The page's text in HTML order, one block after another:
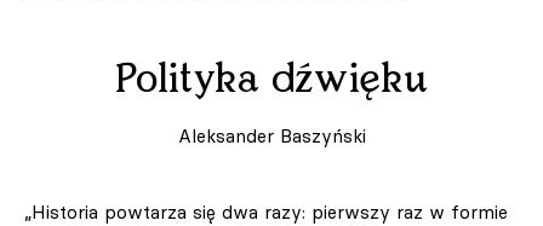
Polityka dźwięku
Aleksander Baszyński
„Historia powtarza się dwa razy: pierwszy raz w formie